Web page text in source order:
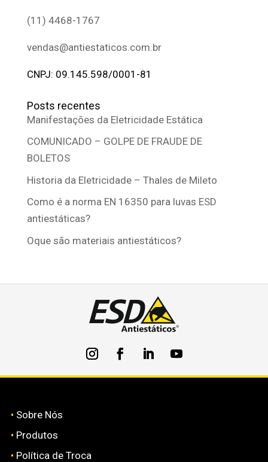
(11) 4468-1767
vendas@antiestaticos.com.br
CNPJ: 09.145.598/0001-81
Posts recentes
Manifestações da Eletricidade Estática
COMUNICADO – GOLPE DE FRAUDE DE
BOLETOS
Historia da Eletricidade – Thales de Mileto
Como é a norma EN 16350 para luvas ESD
antiestáticas?
Oque são materiais antiestáticos?
• Sobre Nós
• Produtos
• Política de Troca